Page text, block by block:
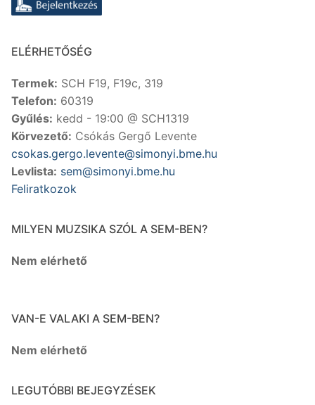
ELÉRHETŐSÉG
Termek: SCH F19, F19c, 319
Telefon: 60319
Gyűlés: kedd - 19:00 @ SCH1319
Körvezető: Csókás Gergő Levente
csokas.gergo.levente@simonyi.bme.hu
Levlista: sem@simonyi.bme.hu
Feliratkozok
MILYEN MUZSIKA SZÓL A SEM-BEN?
Nem elérhető
VAN-E VALAKI A SEM-BEN?
Nem elérhető
LEGUTÓBBI BEJEGYZÉSEK